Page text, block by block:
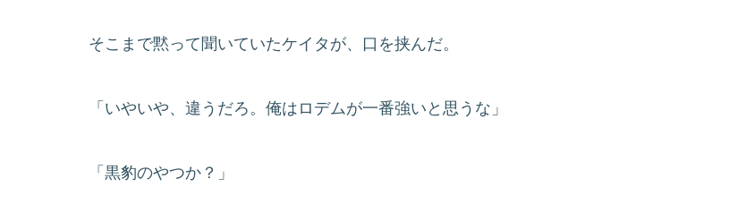
そこまで黙って聞いていたケイタが、口を挟んだ。
「いやいや、違うだろ。俺はロデムが一番強いと思うな」
「黒豹のやつか？」